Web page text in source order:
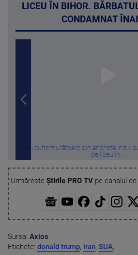
LICEU ÎN BIHOR.
CONDAMNAT
Detalii cutremurătoare din ancheta
de liceu în ...
Urmărește Știrile PRO TVpe canalul de
Sursa: Axios
Etichete: donald trump, iran, SUA,